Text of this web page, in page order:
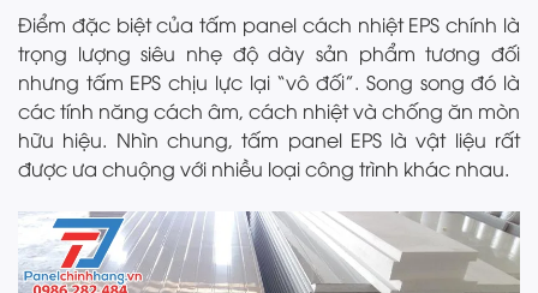
Điểm đặc biệt của tấm panel cách nhiệt EPS chính là
trọng lượng siêu nhẹ độ dày sản phẩm tương đối
nhưng tấm EPS chịu lực lại “vô đối”. Song song đó là
các tính năng cách âm, cách nhiệt và chống ăn mòn
hữu hiệu. Nhìn chung, tấm panel EPS là vật liệu rất
được ưa chuộng với nhiều loại công trình khác nhau.